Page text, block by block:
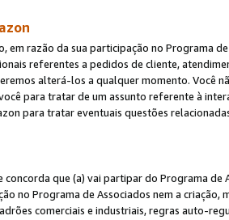
em razão da sua participação no Programa
referentes a pedidos de cliente,
alterá-los a qualquer momento. Você
para tratar de um assunto referente à
para tratar eventuais questões
concorda que (a) vai partipar do Programa
no Programa de Associados nem a
comerciais e industriais, regras auto-